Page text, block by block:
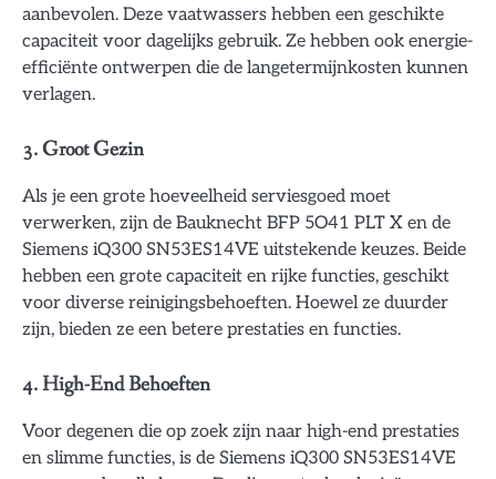
aanbevolen. Deze vaatwassers hebben een geschikte
capaciteit voor dagelijks gebruik. Ze hebben ook energie-
efficiënte ontwerpen die de langetermijnkosten kunnen
verlagen.
3. Groot Gezin
Als je een grote hoeveelheid serviesgoed moet
verwerken, zijn de Bauknecht BFP 5O41 PLT X en de
Siemens iQ300 SN53ES14VE uitstekende keuzes. Beide
hebben een grote capaciteit en rijke functies, geschikt
voor diverse reinigingsbehoeften. Hoewel ze duurder
zijn, bieden ze een betere prestaties en functies.
4. High-End Behoeften
Voor degenen die op zoek zijn naar high-end prestaties
en slimme functies, is de Siemens iQ300 SN53ES14VE